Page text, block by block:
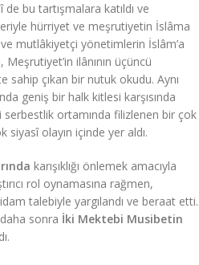
bu tartışmalara katıldı ve
hürriyet ve meşrutiyetin İslâma
ve mutlâkiyetçi yönetimlerin İslâm’a
Meşrutiyet’in ilânının üçüncü
sahip çıkan bir nutuk okudu. Aynı
geniş bir halk kitlesi karşısında
ortamında filizlenen bir çok
siyasî olayın içinde yer aldı.
karışıklığı önlemek amacıyla
rol oynamasına rağmen,
talebiyle yargılandı ve beraat etti.
sonra İki Mektebi Musibetin